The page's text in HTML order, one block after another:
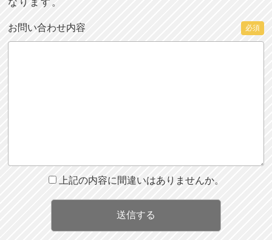
なります。
お問い合わせ内容 必須
上記の内容に間違いはありませんか。